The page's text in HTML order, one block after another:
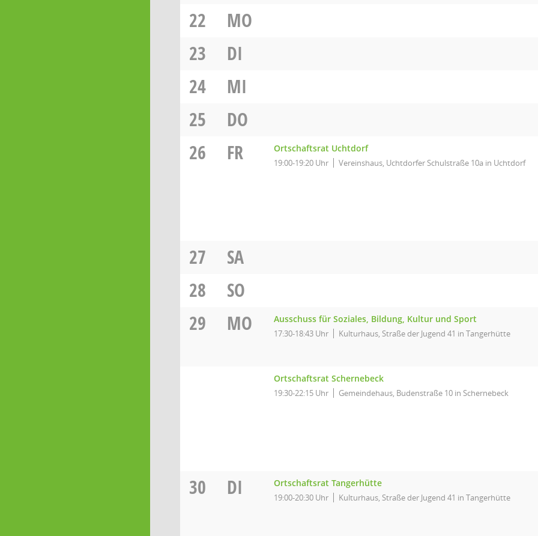
22
MO
23
DI
24
MI
25
DO
26
FR Ortschaftsrat Uchtdorf
19:00-19:20 Uhr Vereinshaus, Uchtdorfer Schulstraße 10a in Uchtdorf
27
SA
28
SO
29
MO Ausschuss für Soziales, Bildung, Kultur und Sport
17:30-18:43 Uhr Kulturhaus, Straße der Jugend 41 in Tangerhütte
Ortschaftsrat Schernebeck
19:30-22:15 Uhr Gemeindehaus, Budenstraße 10 in Schernebeck
30 DI Ortschaftsrat Tangerhütte
19:00-20:30 Uhr Kulturhaus, Straße der Jugend 41 in Tangerhütte